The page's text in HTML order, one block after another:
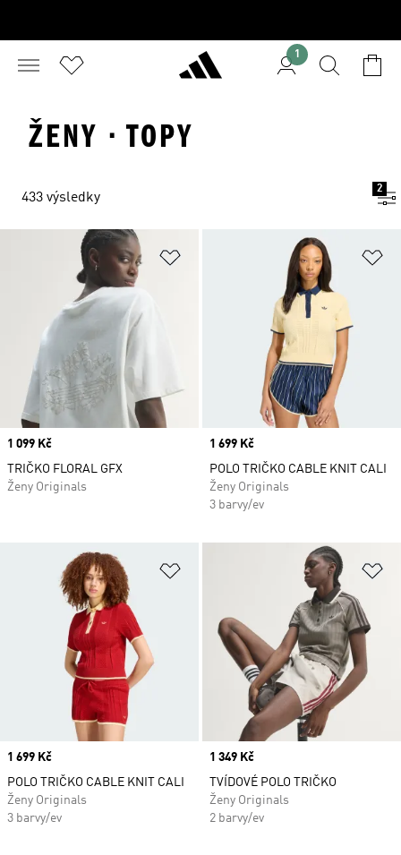
1
ŽENY · TOPY
433 výsledky
2
Přidat do seznamu přání
Price
1 099 Kč
TRIČKO FLORAL GFX
Ženy Originals
Price
1 699 Kč
POLO TRIČKO CABLE KNIT CALI
Ženy Originals
3 barvy/ev
Přidat do seznamu přání
Price
1 699 Kč
POLO TRIČKO CABLE KNIT CALI
Ženy Originals
3 barvy/ev
Price
1 349 Kč
TVÍDOVÉ POLO TRIČKO
Ženy Originals
2 barvy/ev